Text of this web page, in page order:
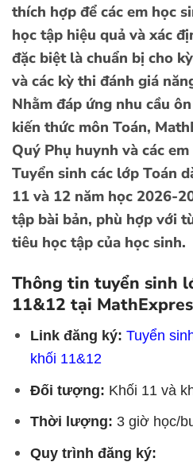
thích hợp để các em học
học tập hiệu quả và xác
đặc biệt là chuẩn bị cho
và các kỳ thi đánh giá
Nhằm đáp ứng nhu cầu
kiến thức môn Toán,
Quý Phụ huynh và các
Tuyển sinh các lớp Toán
11 và 12 năm học 2026-
tập bài bản, phù hợp với
tiêu học tập của học sinh.
Thông tin tuyển sinh
11&12 tại
Link đăng ký: Tuyển
khối 11&12
Đối tượng: Khối 11 và
Thời lượng: 3 giờ học/
Quy trình đăng ký: